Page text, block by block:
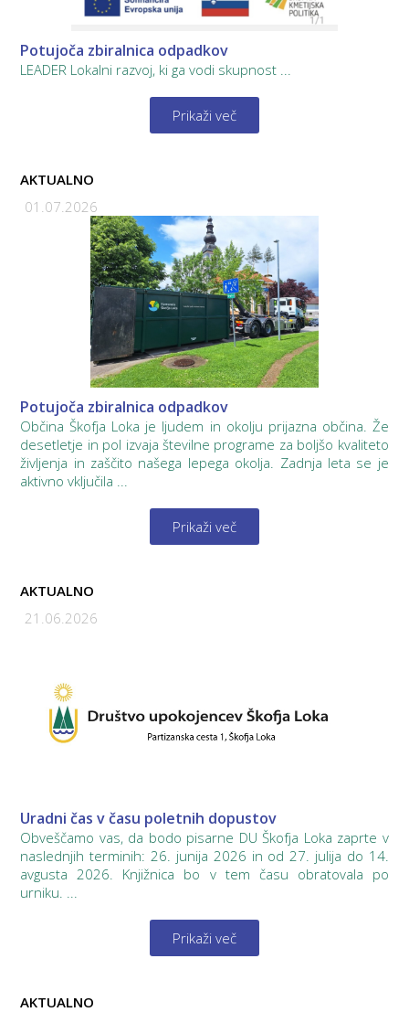
Potujoča zbiralnica odpadkov
LEADER Lokalni razvoj, ki ga vodi skupnost ...
Prikaži več
AKTUALNO
01.07.2026
Potujoča zbiralnica odpadkov
Občina Škofja Loka je ljudem in okolju prijazna občina. Že
desetletje in pol izvaja številne programe za boljšo kvaliteto
življenja in zaščito našega lepega okolja. Zadnja leta se je
aktivno vključila ...
Prikaži več
AKTUALNO
21.06.2026
Uradni čas v času poletnih dopustov
Obveščamo vas, da bodo pisarne DU Škofja Loka zaprte v
naslednjih terminih: 26. junija 2026 in od 27. julija do 14.
avgusta 2026. Knjižnica bo v tem času obratovala po
urniku. ...
Prikaži več
AKTUALNO